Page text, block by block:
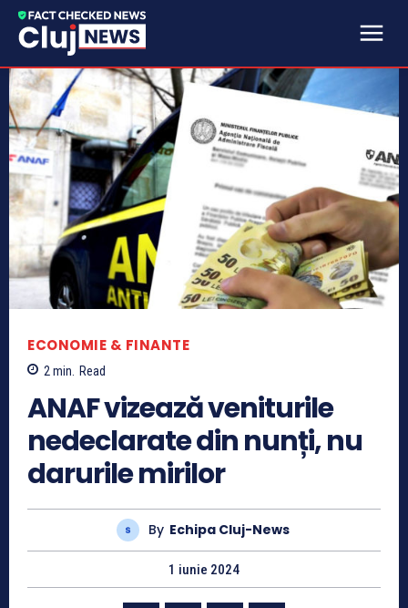
ECONOMIE & FINANTE
2 min. Read
ANAF vizează veniturile
nedeclarate din nunți, nu
darurile mirilor
By Echipa Cluj-News
1 iunie 2024